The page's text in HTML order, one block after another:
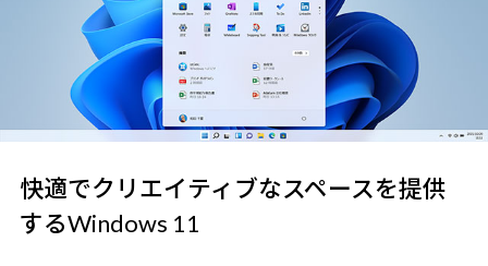
快適でクリエイティブなスペースを提供
するWindows 11